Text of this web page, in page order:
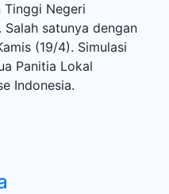
Tinggi Negeri
Salah satunya dengan
(19/4). Simulasi
Panitia Lokal
Indonesia.